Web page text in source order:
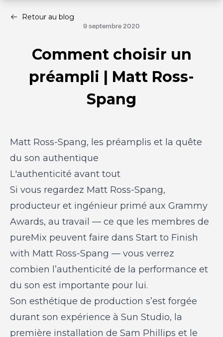
Retour au blog
9 septembre 2020
Comment choisir un
préampli | Matt Ross-
Spang
Matt Ross-Spang, les préamplis et la quête
du son authentique
L'authenticité avant tout
Si vous regardez Matt Ross-Spang,
producteur et ingénieur primé aux Grammy
Awards, au travail — ce que les membres de
pureMix peuvent faire dans Start to Finish
with Matt Ross-Spang — vous verrez
combien l’authenticité de la performance et
du son est importante pour lui.
Son esthétique de production s’est forgée
durant son expérience à Sun Studio, la
première installation de Sam Phillips et le